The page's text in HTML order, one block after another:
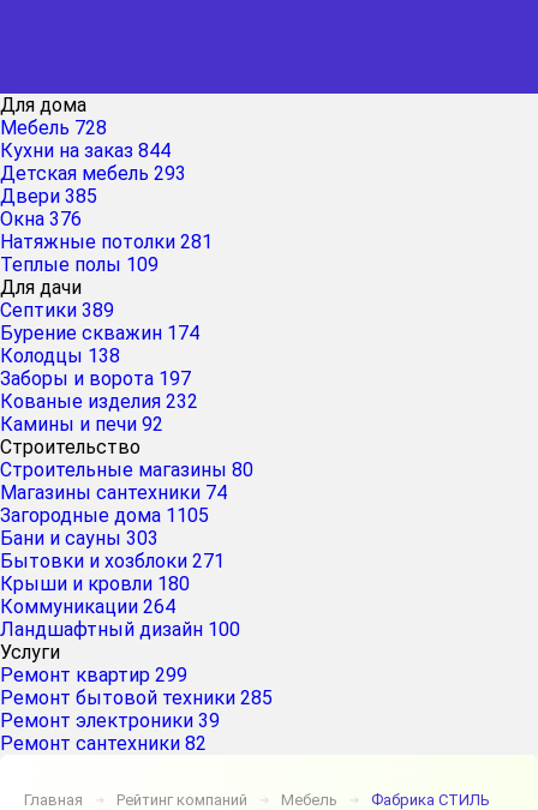
Для дома
Мебель 728
Кухни на заказ 844
Детская мебель 293
Двери 385
Окна 376
Натяжные потолки 281
Теплые полы 109
Для дачи
Септики 389
Бурение скважин 174
Колодцы 138
Заборы и ворота 197
Кованые изделия 232
Камины и печи 92
Строительство
Строительные магазины 80
Магазины сантехники 74
Загородные дома 1105
Бани и сауны 303
Бытовки и хозблоки 271
Крыши и кровли 180
Коммуникации 264
Ландшафтный дизайн 100
Услуги
Ремонт квартир 299
Ремонт бытовой техники 285
Ремонт электроники 39
Ремонт сантехники 82
Главная ➔ Рейтинг компаний ➔ Мебель ➔ Фабрика СТИЛЬ